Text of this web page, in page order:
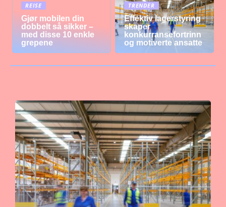
REISE
Gjør mobilen din
dobbelt så sikker –
med disse 10 enkle
grepene
TRENDER
Effektiv lagerstyring
skaper
konkurransefortrinn
og motiverte ansatte